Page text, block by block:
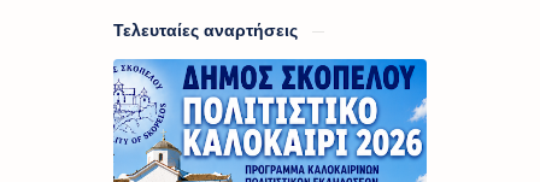
Τελευταίες αναρτήσεις